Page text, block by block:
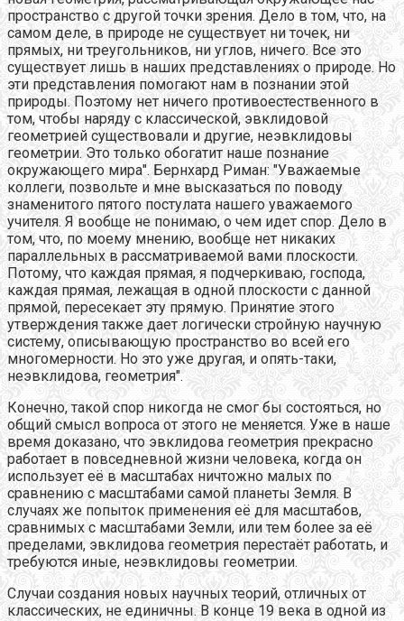
пространство с другой точки зрения. Дело в том, что, на
самом деле, в природе не существует ни точек, ни
прямых, ни треугольников, ни углов, ничего. Все это
существует лишь в наших представлениях о природе. Но
эти представления помогают нам в познании этой
природы. Поэтому нет ничего противоестественного в
том, чтобы наряду с классической, эвклидовой
геометрией существовали и другие, неэвклидовы
геометрии. Это только обогатит наше познание
окружающего мира". Бернхард Риман: "Уважаемые
коллеги, позвольте и мне высказаться по поводу
знаменитого пятого постулата нашего уважаемого
учителя. Я вообще не понимаю, о чем идет спор. Дело в
том, что, по моему мнению, вообще нет никаких
параллельных в рассматриваемой вами плоскости.
Потому, что каждая прямая, я подчеркиваю, господа,
каждая прямая, лежащая в одной плоскости с данной
прямой, пересекает эту прямую. Принятие этого
утверждения также дает логически стройную научную
систему, описывающую пространство во всей его
многомерности. Но это уже другая, и опять-таки,
неэвклидова, геометрия".
Конечно, такой спор никогда не смог бы состояться, но
общий смысл вопроса от этого не меняется. Уже в наше
время доказано, что эвклидова геометрия прекрасно
работает в повседневной жизни человека, когда он
использует её в масштабах ничтожно малых по
сравнению с масштабами самой планеты Земля. В
случаях же попыток применения её для масштабов,
сравнимых с масштабами Земли, или тем более за её
пределами, эвклидова геометрия перестаёт работать, и
требуются иные, неэвклидовы геометрии.
Случаи создания новых научных теорий, отличных от
классических, не единичны. В конце 19 века в одной из